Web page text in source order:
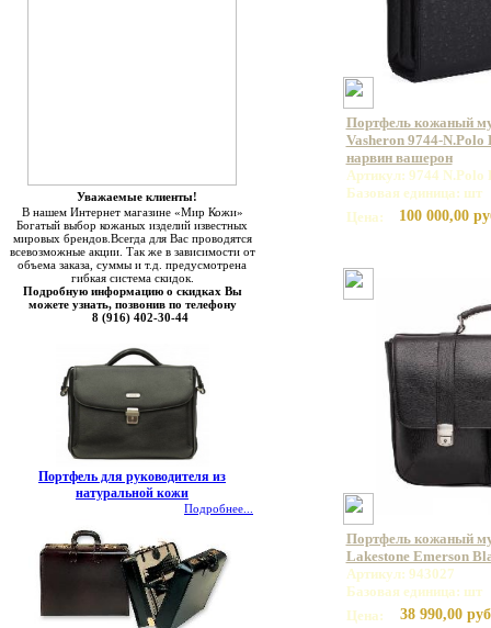
Уважаемые клиенты!
В нашем Интернет магазине «Мир Кожи»
Богатый выбор кожаных изделий известных
мировых брендов.Всегда для Вас проводятся
всевозможные акции. Так же в зависимости от
объема заказа, суммы и т.д. предусмотрена
гибкая система скидок.
Подробную информацию о скидках Вы
можете узнать, позвонив по телефону
8 (916) 402-30-44
Портфель для руководителя из
натуральной кожи
Подробнее...
Портфель кожаный
Vasheron 9744-
нарвин вашерон
Артикул: 9744 N.Polo
Базовая единица: шт
Цена:
100 000,00
Портфель кожаный
Lakestone Emerson
Артикул: 943027
Базовая единица: шт
Цена:
38 990,00